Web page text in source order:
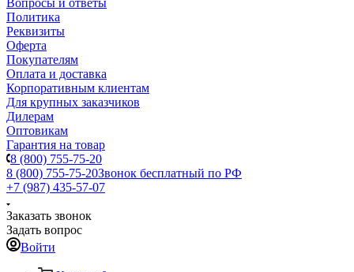
Вопросы и ответы
Политика
Реквизиты
Оферта
Покупателям
Оплата и доставка
Корпоративным клиентам
Для крупных заказчиков
Дилерам
Оптовикам
Гарантия на товар
8 (800) 755-75-20
8 (800) 755-75-20Звонок бесплатный по РФ
+7 (987) 435-57-07
Заказать звонок
Задать вопрос
Войти